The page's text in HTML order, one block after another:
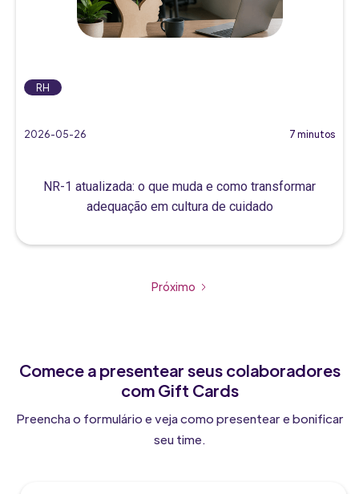
RH
2026-05-26 7 minutos
NR-1 atualizada: o que muda e como transformar
adequação em cultura de cuidado
Próximo
Comece a presentear seus colaboradores
com Gift Cards
Preencha o formulário e veja como presentear e bonificar
seu time.